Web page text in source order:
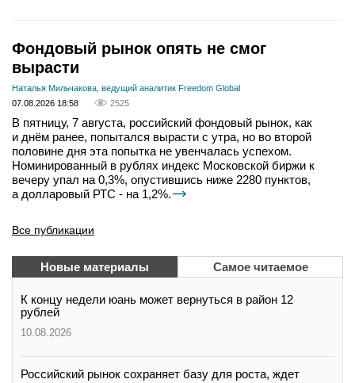
Фондовый рынок опять не смог
вырасти
Наталья Мильчакова, ведущий аналитик Freedom Global
07.08.2026 18:58
2525
В пятницу, 7 августа, российский фондовый рынок, как
и днём ранее, попытался вырасти с утра, но во второй
половине дня эта попытка не увенчалась успехом.
Номинированный в рублях индекс Московской биржи к
вечеру упал на 0,3%, опустившись ниже 2280 пунктов,
а долларовый РТС - на 1,2%.
Все публикации
Новые материалы Самое читаемое
К концу недели юань может вернуться в район 12
рублей
10.08.2026
Российский рынок сохраняет базу для роста, ждет